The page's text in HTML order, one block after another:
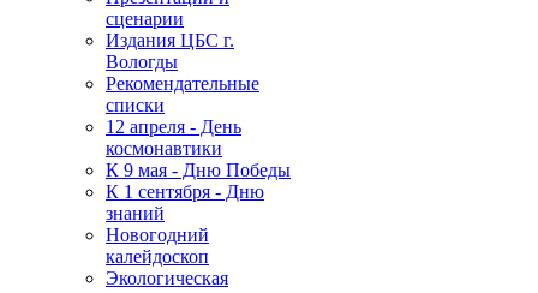
сценарии
Издания ЦБС г.
Вологды
Рекомендательные
списки
12 апреля - День
космонавтики
К 9 мая - Дню Победы
К 1 сентября - Дню
знаний
Новогодний
калейдоскоп
Экологическая